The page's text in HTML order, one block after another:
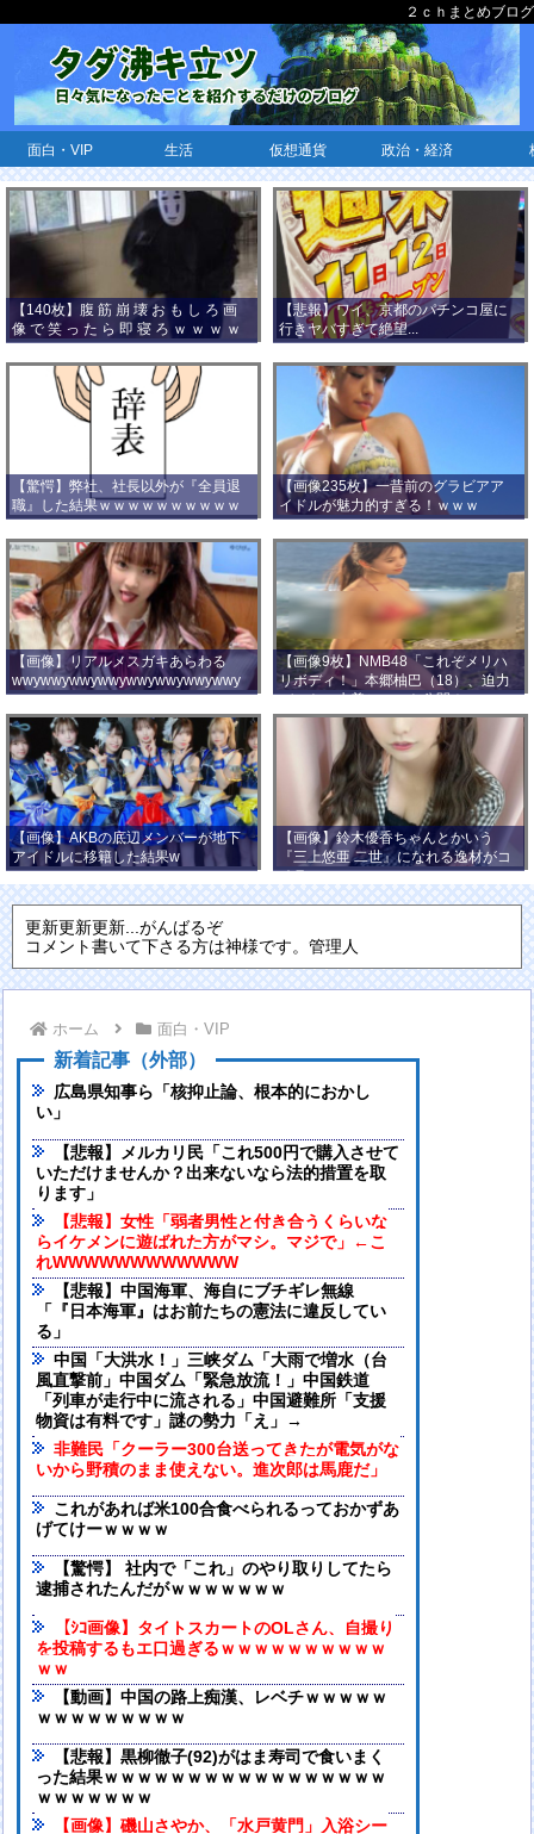
２ｃｈまとめブログ
面白・VIP 生活 仮想通貨 政治・経済
【140枚】腹 筋 崩 壊 お も し ろ 画
像 で 笑 っ た ら 即 寝 ろ ｗ ｗ ｗ ｗ
ｗ ｗ ｗ ｗ ｗ ｗ ｗ ｗ
【悲報】ワイ、京都のパチンコ屋に
行きヤバすぎて絶望...
【驚愕】弊社、社長以外が『全員退
職』した結果ｗｗｗｗｗｗｗｗｗｗ
ｗｗｗ
【画像235枚】一昔前のグラビアア
イドルが魅力的すぎる！ｗｗｗ
【画像】リアルメスガキあらわる
wwywwywwywwywwywwywwywwy
wwy
【画像9枚】NMB48「これぞメリハ
リボディ！」本郷柚巴（18）、迫力
バストの水着ショット公開！
【画像】AKBの底辺メンバーが地下
アイドルに移籍した結果w
【画像】鈴木優香ちゃんとかいう
『三上悠亜 二世』になれる逸材がコ
チラ
更新更新更新...がんばるぞ
コメント書いて下さる方は神様です。管理人
ホーム 面白・VIP
新着記事（外部）
広島県知事ら「核抑止論、根本的におかし
い」
【悲報】メルカリ民「これ500円で購入させて
いただけませんか？出来ないなら法的措置を取
ります」
【悲報】女性「弱者男性と付き合うくらいな
らイケメンに遊ばれた方がマシ。マジで」←こ
れWWWWWWWWWWWW
【悲報】中国海軍、海自にブチギレ無線
「『日本海軍』はお前たちの憲法に違反してい
る」
中国「大洪水！」三峡ダム「大雨で増水（台
風直撃前」中国ダム「緊急放流！」中国鉄道
「列車が走行中に流される」中国避難所「支援
物資は有料です」謎の勢力「え」→
非難民「クーラー300台送ってきたが電気がな
いから野積のまま使えない。進次郎は馬鹿だ」
これがあれば米100合食べられるっておかずあ
げてけーｗｗｗｗ
【驚愕】 社内で「これ」のやり取りしてたら
逮捕されたんだがｗｗｗｗｗｗｗ
【ｼｺ画像】タイトスカートのOLさん、自撮り
を投稿するもエ口過ぎるｗｗｗｗｗｗｗｗｗｗ
ｗｗ
【動画】中国の路上痴漢、レベチｗｗｗｗｗ
ｗｗｗｗｗｗｗｗｗ
【悲報】黒柳徹子(92)がはま寿司で食いまく
った結果ｗｗｗｗｗｗｗｗｗｗｗｗｗｗｗｗｗ
ｗｗｗｗｗｗｗ
【画像】磯山さやか、「水戸黄門」入浴シー